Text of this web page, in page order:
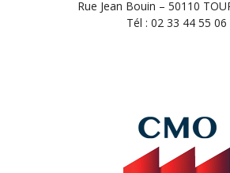
Rue Jean Bouin – 50110
Tél : 02 33 44 55 06